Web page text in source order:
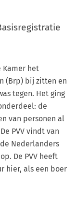
Kamer het
(Brp) bij zitten en
tegen. Het ging
de
van personen al
PVV vindt van
Nederlanders
De PVV heeft
hier, als een boer